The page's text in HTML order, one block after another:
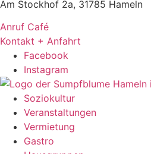
Am Stockhof 2a, 31785 Hameln
Anruf Café
Kontakt + Anfahrt
Facebook
Instagram
Soziokultur
Veranstaltungen
Vermietung
Gastro